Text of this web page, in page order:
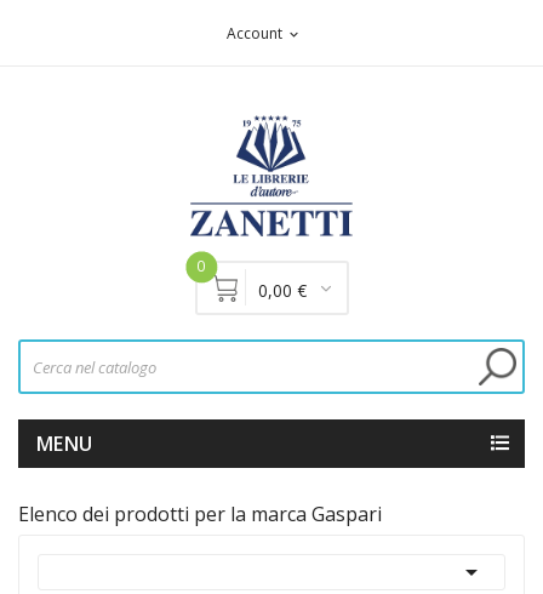
Account expand_more
0
0,00 €
MENU
Elenco dei prodotti per la marca Gaspari
